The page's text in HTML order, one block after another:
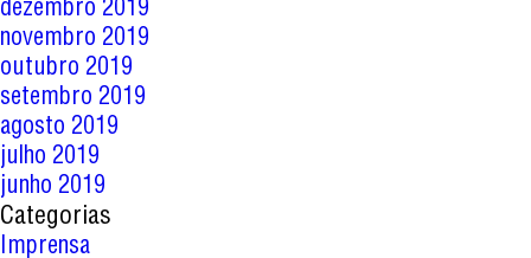
dezembro 2019
novembro 2019
outubro 2019
setembro 2019
agosto 2019
julho 2019
junho 2019
Categorias
Imprensa